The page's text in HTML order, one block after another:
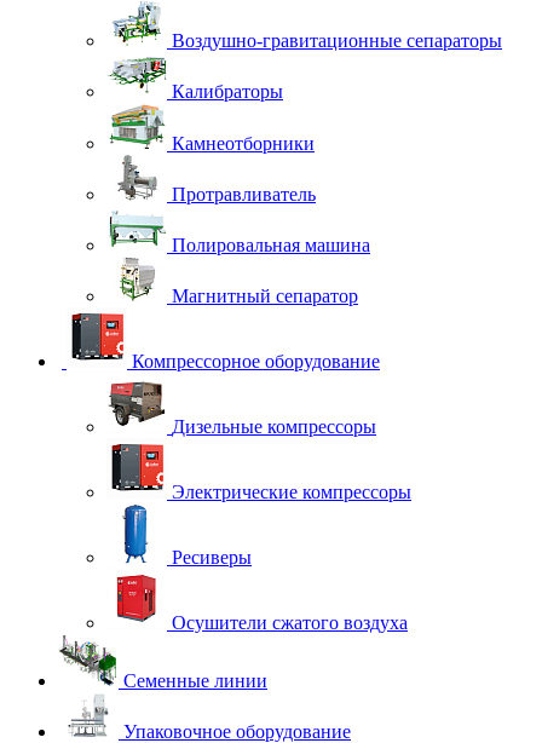
Воздушно-гравитационные сепараторы
Калибраторы
Камнеотборники
Протравливатель
Полировальная машина
Магнитный сепаратор
Компрессорное оборудование
Дизельные компрессоры
Электрические компрессоры
Ресиверы
Осушители сжатого воздуха
Семенные линии
Упаковочное оборудование